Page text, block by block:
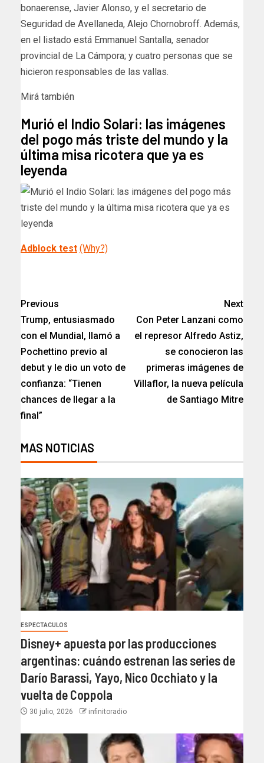
bonaerense, Javier Alonso, y el secretario de
Seguridad de Avellaneda, Alejo Chornobroff. Además,
en el listado está Emmanuel Santalla, senador
provincial de La Cámpora; y cuatro personas que se
hicieron responsables de las vallas.
Mirá también
Murió el Indio Solari: las imágenes
del pogo más triste del mundo y la
última misa ricotera que ya es
leyenda
Adblock test (Why?)
Previous
Trump, entusiasmado
con el Mundial, llamó a
Pochettino previo al
debut y le dio un voto de
confianza: “Tienen
chances de llegar a la
final”
Next
Con Peter Lanzani como
el represor Alfredo Astiz,
se conocieron las
primeras imágenes de
Villaflor, la nueva película
de Santiago Mitre
MAS NOTICIAS
ESPECTACULOS
Disney+ apuesta por las producciones
argentinas: cuándo estrenan las series de
Darío Barassi, Yayo, Nico Occhiato y la
vuelta de Coppola
30 julio, 2026 infinitoradio